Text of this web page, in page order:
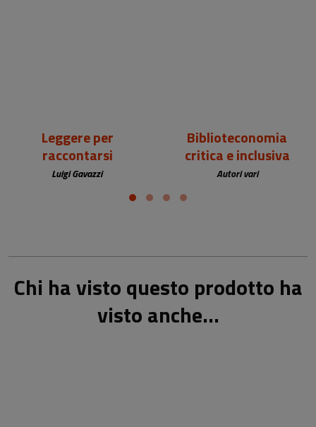
Leggere per
raccontarsi
Luigi Gavazzi
Biblioteconomia
critica e inclusiva
Autori vari
Chi ha visto questo prodotto ha
visto anche...